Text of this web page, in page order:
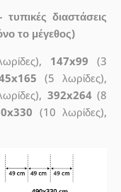
διαστάσεις
το μέγεθος)
147x99 (3
(5 λωρίδες),
392x264(8
(10 λωρίδες),